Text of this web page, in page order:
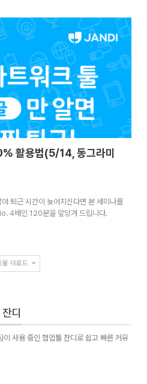
활용법(5/14, 동그라미
퇴근 시간이 늦어지신다면 본 세미나를
4배인 120분을 앞당겨 드립니다.
물 더로드
디
사용 중인 협업툴 잔디로 쉽고 빠른 커뮤